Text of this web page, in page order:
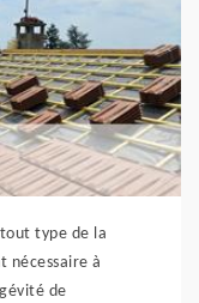
type de la
nécessaire à
de